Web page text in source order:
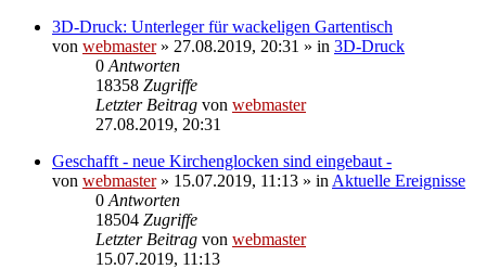
3D-Druck: Unterleger für wackeligen Gartentisch
von webmaster» 27.08.2019, 20:31 » in 3D-Druck
0 Antworten
18358 Zugriffe
Letzter Beitrag von webmaster
27.08.2019, 20:31
Geschafft - neue Kirchenglocken sind eingebaut -
von webmaster» 15.07.2019, 11:13 » in Aktuelle Ereignisse
0 Antworten
18504 Zugriffe
Letzter Beitrag von webmaster
15.07.2019, 11:13